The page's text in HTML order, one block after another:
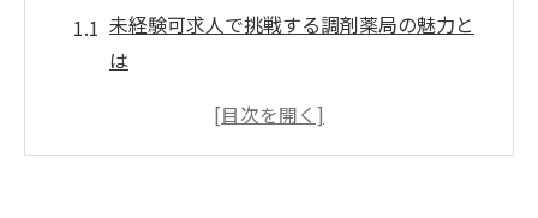
未経験可求人で挑戦する調剤薬局の魅力と
は
調剤薬局で実感できる新しい働き方の特徴